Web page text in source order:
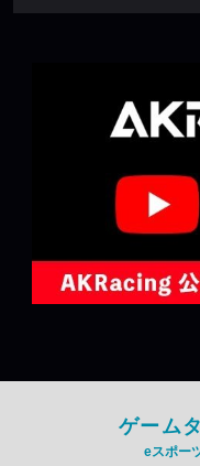
ゲーム
eスポー